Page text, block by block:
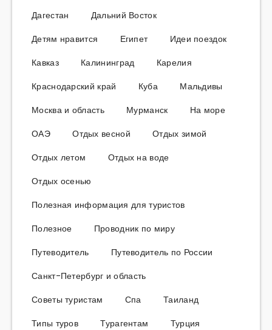
Дагестан
Дальний Восток
Детям нравится
Египет
Идеи поездок
Кавказ
Калининград
Карелия
Краснодарский край
Куба
Мальдивы
Москва и область
Мурманск
На море
ОАЭ
Отдых весной
Отдых зимой
Отдых летом
Отдых на воде
Отдых осенью
Полезная информация для туристов
Полезное
Проводник по миру
Путеводитель
Путеводитель по России
Санкт-Петербург и область
Советы туристам
Спа
Таиланд
Типы туров
Турагентам Турция